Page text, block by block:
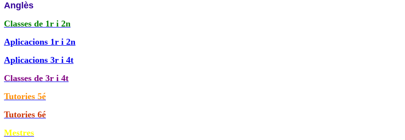
Anglès
Classes de 1r i 2n
Aplicacions 1r i 2n
Aplicacions 3r i 4t
Classes de 3r i 4t
Tutories 5é
Tutories 6é
Mestres